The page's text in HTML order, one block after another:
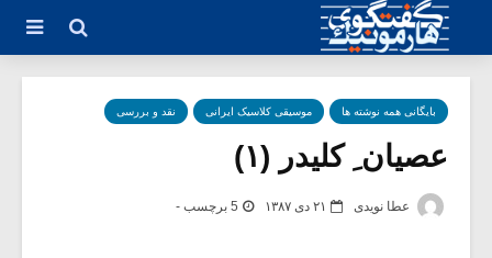
بایگانی همه نوشته ها موسیقی کلاسیک ایرانی نقد و بررسی
عصیان ِ کلیدر (۱)
عطا نویدی ۲۱ دی ۱۳۸۷ 5 برچسب -